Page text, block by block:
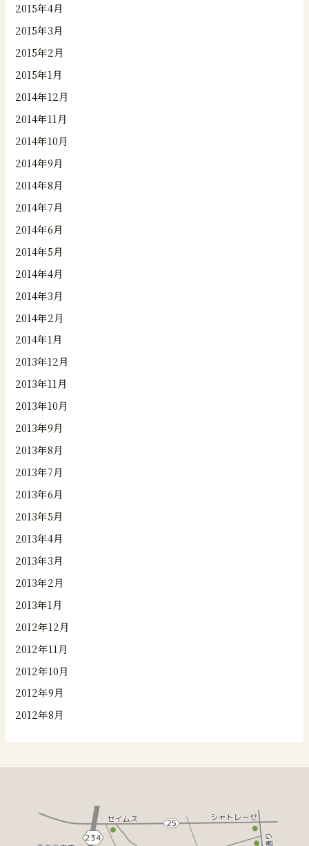
2015年4月
2015年3月
2015年2月
2015年1月
2014年12月
2014年11月
2014年10月
2014年9月
2014年8月
2014年7月
2014年6月
2014年5月
2014年4月
2014年3月
2014年2月
2014年1月
2013年12月
2013年11月
2013年10月
2013年9月
2013年8月
2013年7月
2013年6月
2013年5月
2013年4月
2013年3月
2013年2月
2013年1月
2012年12月
2012年11月
2012年10月
2012年9月
2012年8月